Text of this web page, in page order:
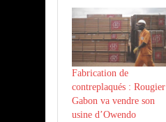
Fabrication de
contreplaqués : Rougier
Gabon va vendre son
usine d’Owendo